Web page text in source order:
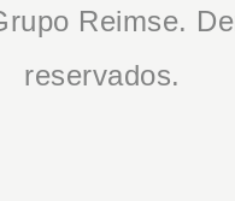
Reimse.
reservados.